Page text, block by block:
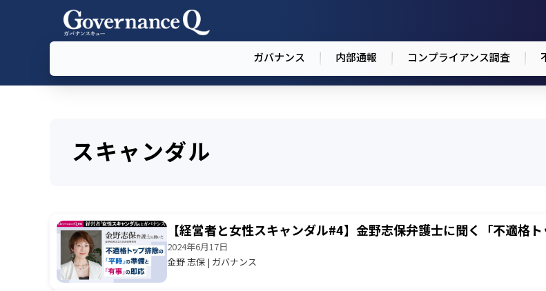
ガバナンス 内部通報 コンプライアンス調査
スキャンダル
【経営者と女性スキャンダル#4】金野志保弁護士に聞く「不適格
2024年6月17日
金野 志保 | ガバナンス